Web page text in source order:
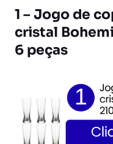
1 – Jogo de
cristal
6 peças